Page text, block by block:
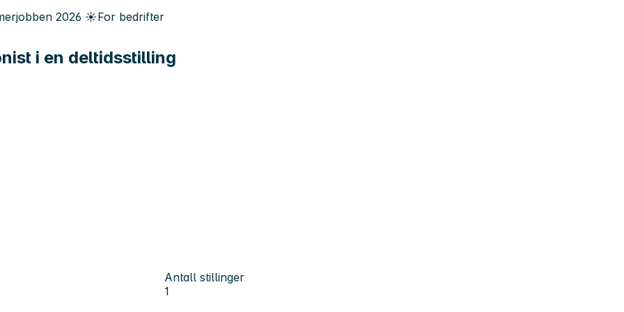
2026 ☀️For bedrifter
i en deltidsstilling
Antall stillinger
1